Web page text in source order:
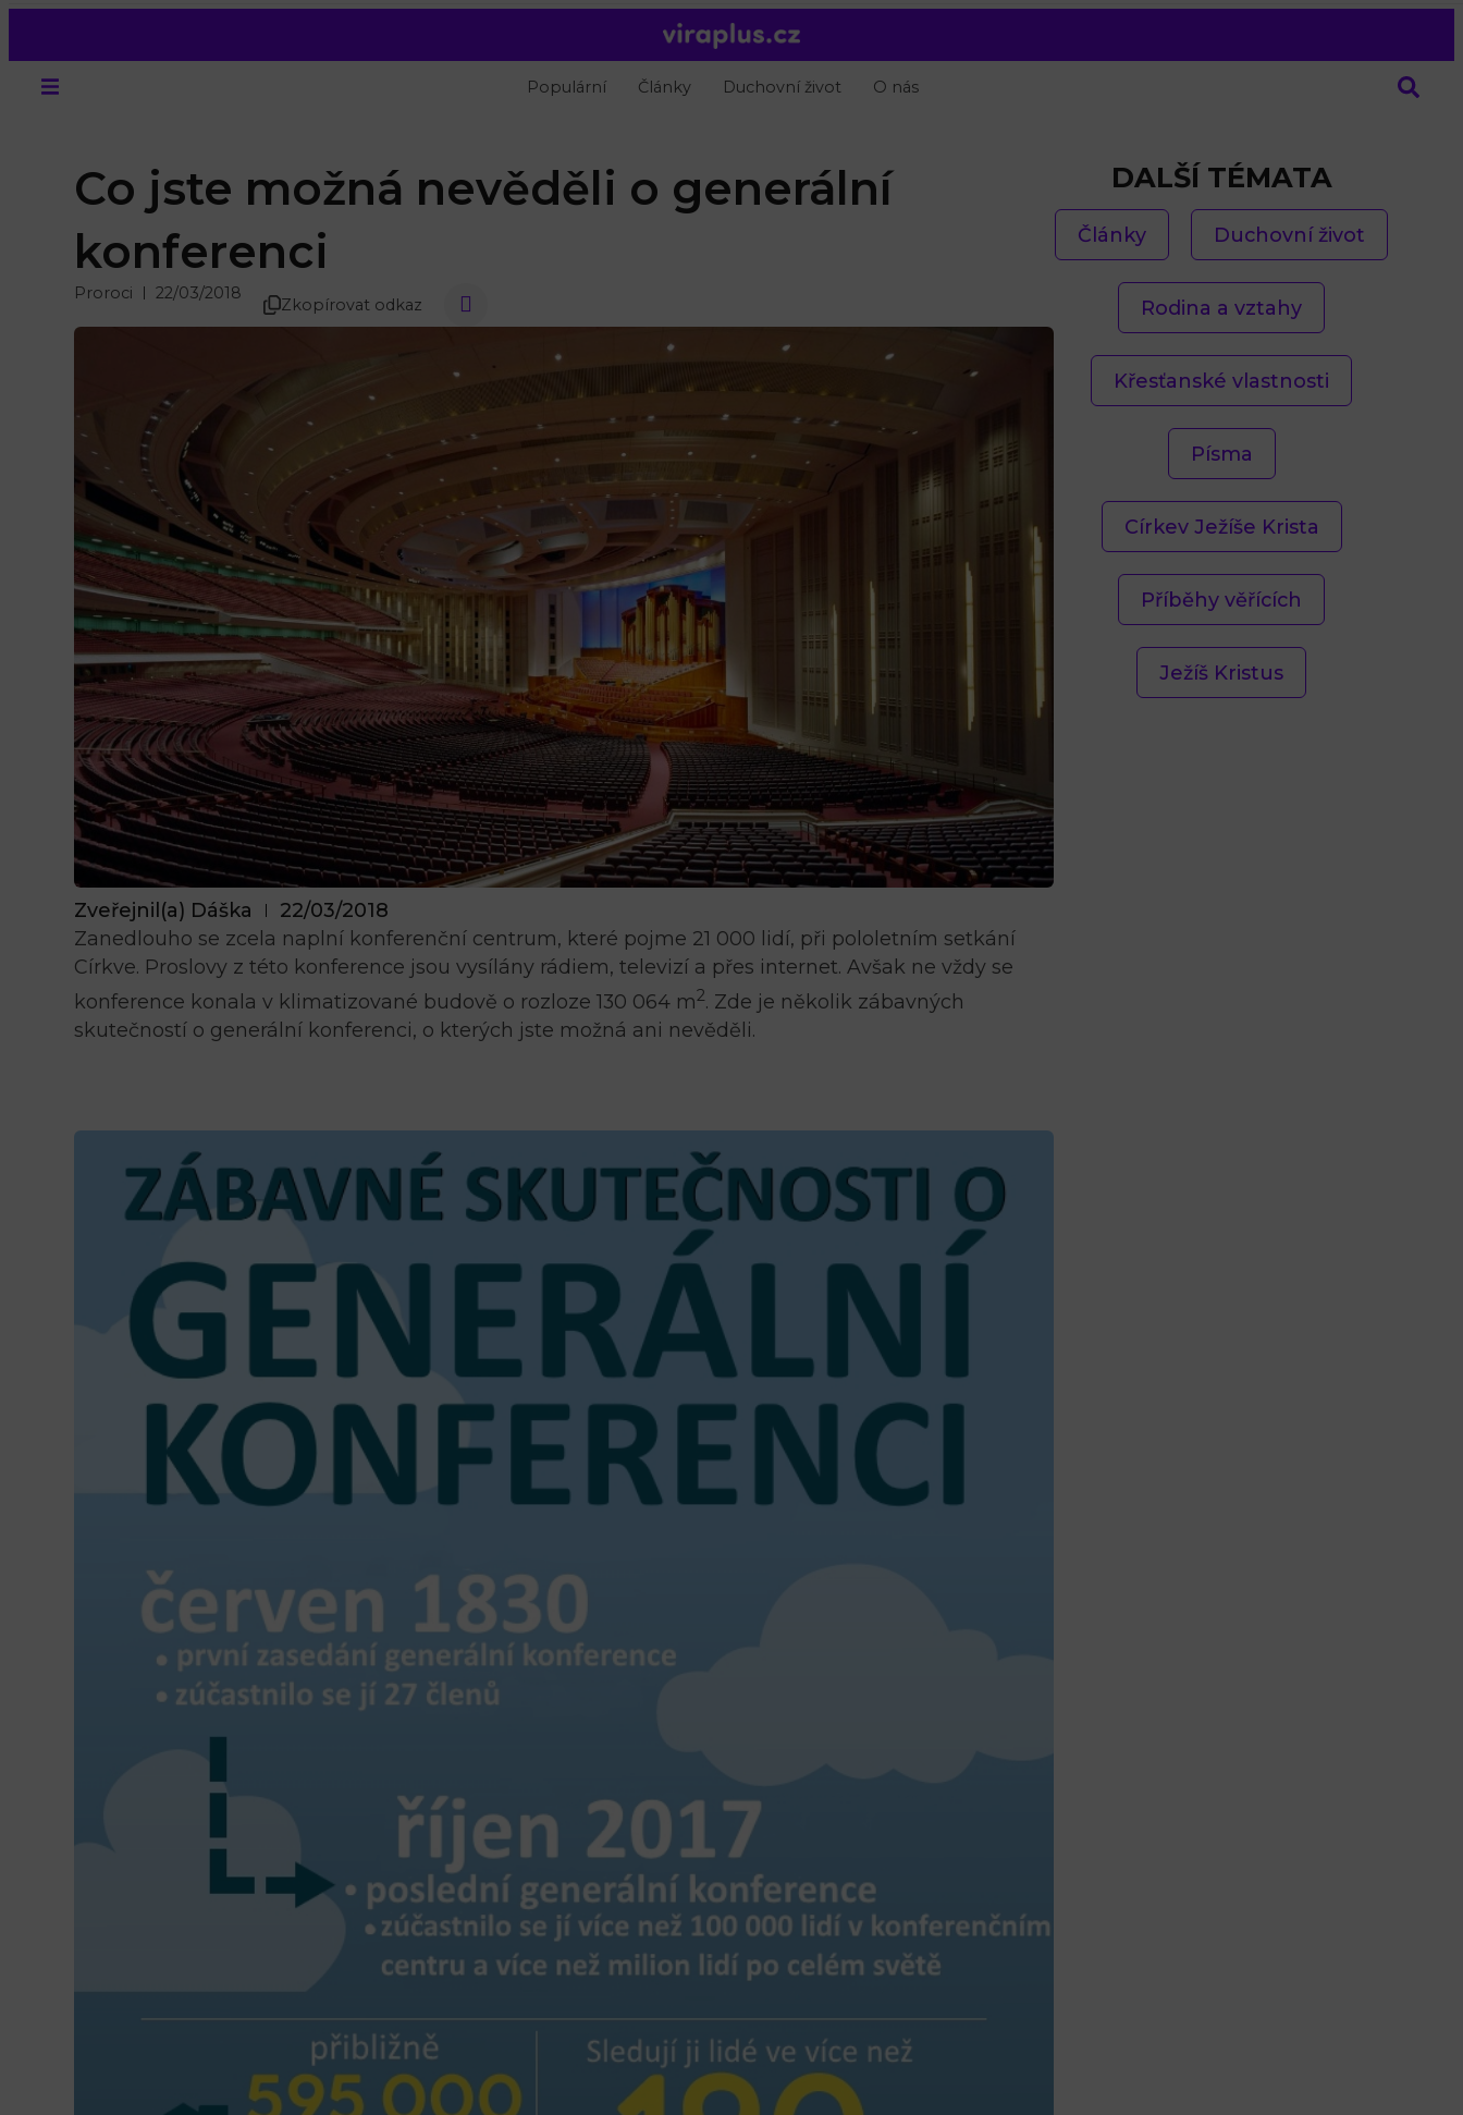
Populární Články Duchovní život O nás
Co jste možná nevěděli o generální
konferenci
Proroci 22/03/2018
Zkopírovat odkaz
Zveřejnil(a) Dáška
22/03/2018
Zanedlouho se zcela naplní konferenční centrum, které pojme 21 000 lidí, při pololetním setkání
Církve. Proslovy z této konference jsou vysílány rádiem, televizí a přes internet. Avšak ne vždy se
konference konala v klimatizované budově o rozloze 130 064 m2. Zde je několik zábavných
skutečností o generální konferenci, o kterých jste možná ani nevěděli.
DALŠÍ TÉMATA
Články Duchovní život
Rodina a vztahy
Křesťanské vlastnosti
Písma
Církev Ježíše Krista
Příběhy věřících
Ježíš Kristus